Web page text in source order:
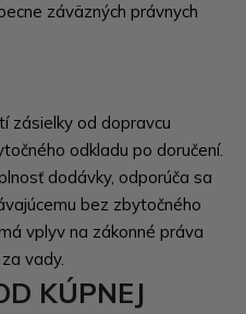
záväzných právnych
zásielky od dopravcu
odkladu po doručení.
dodávky, odporúča sa
bez zbytočného
vplyv na zákonné práva
vady.
KÚPNEJ